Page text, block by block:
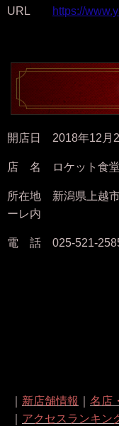
URL https://
開店日 2018年12月
店 名 ロケット食堂
所在地 新潟県上越
ーレ内
電 話 025-521-
新店舗情報
名店
アクセスランキン